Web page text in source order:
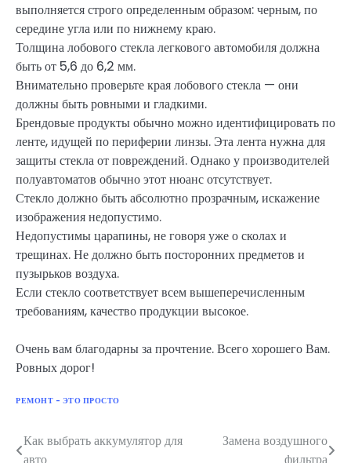
выполняется строго определенным образом: черным, по
середине угла или по нижнему краю.
Толщина лобового стекла легкового автомобиля должна
быть от 5,6 до 6,2 мм.
Внимательно проверьте края лобового стекла — они
должны быть ровными и гладкими.
Брендовые продукты обычно можно идентифицировать по
ленте, идущей по периферии линзы. Эта лента нужна для
защиты стекла от повреждений. Однако у производителей
полуавтоматов обычно этот нюанс отсутствует.
Стекло должно быть абсолютно прозрачным, искажение
изображения недопустимо.
Недопустимы царапины, не говоря уже о сколах и
трещинах. Не должно быть посторонних предметов и
пузырьков воздуха.
Если стекло соответствует всем вышеперечисленным
требованиям, качество продукции высокое.
Очень вам благодарны за прочтение. Всего хорошего Вам.
Ровных дорог!
РЕМОНТ - ЭТО ПРОСТО
Навигация
Как выбрать аккумулятор для
авто
Замена воздушного
фильтра